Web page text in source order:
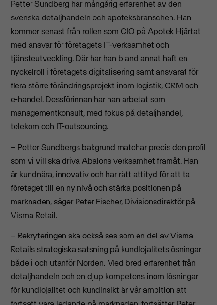
Petter Sundberg har mångårig erfarenhet av den
svenska detaljhandeln och apoteksbranschen. Han
kommer senast från rollen som CIO på Apotek Hjärtat
med ansvar för företagets IT-verksamhet och
tjänsteutveckling. Där har han bland annat haft en
nyckelroll i företagets digitalisering samt ansvarat för
flera större förändringsprojekt inom logistik, CRM och
e-handel. Dessförinnan har han arbetat som
managementkonsult, med fokus på detaljhandel,
telekom och IT-outsourcing.
– Petter Sundbergs bakgrund matchar precis den profil
som vi vill ska driva Abalons verksamhet framåt. Han
är kundnära, innovativ och har rätt attityd för att ta
företaget till en ny nivå och stärka positionen på
marknaden, säger Peter Fischer, Divisionsdirektör på
Visma Retail.
– Rekryteringen ska också ses som en del av Visma
Retails strategiska satsning på kundlojalitetslösningar
både i och utanför Norden. Med bred erfarenhet från
detaljhandeln och en djup kompetens inom lösningar
för kundlojalitet och kundinsikt är vår ambition att